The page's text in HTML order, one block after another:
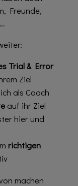
Freunde,
Trial & Error
Ziel
als Coach
auf ihr Ziel
hier und
richtigen
machen